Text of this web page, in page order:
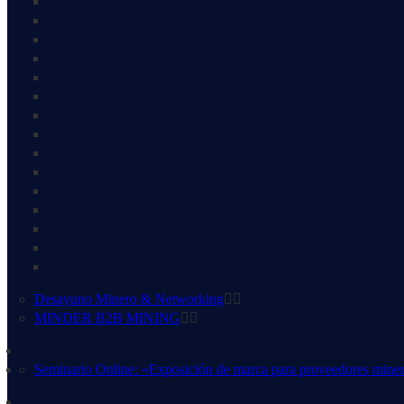
Desayuno Minero & Networking
MINDER B2B MINING
Seminario Online: «Exposición de marca para proveedores